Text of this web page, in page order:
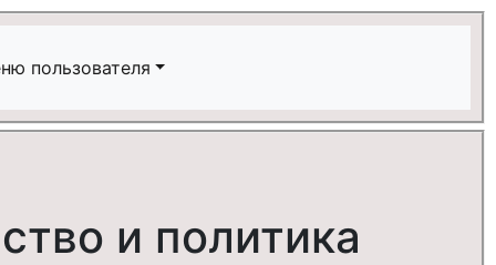
пользователя
и политика